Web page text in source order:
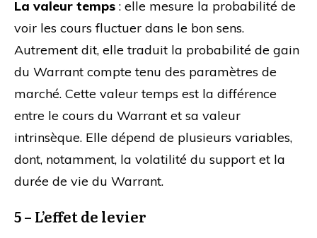
La valeur temps : elle mesure la probabilité de
voir les cours fluctuer dans le bon sens.
Autrement dit, elle traduit la probabilité de gain
du Warrant compte tenu des paramètres de
marché. Cette valeur temps est la différence
entre le cours du Warrant et sa valeur
intrinsèque. Elle dépend de plusieurs variables,
dont, notamment, la volatilité du support et la
durée de vie du Warrant.
5 – L’effet de levier